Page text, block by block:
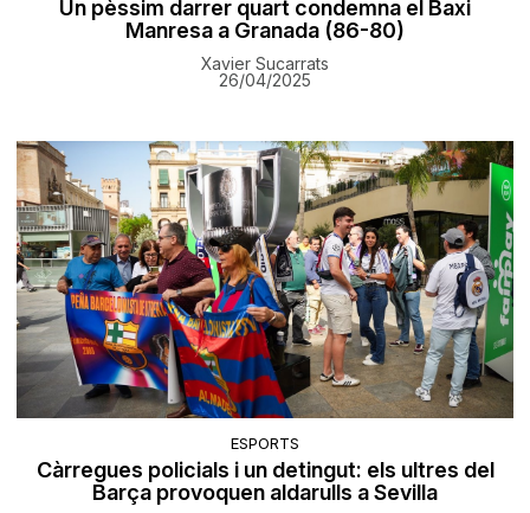
Un pèssim darrer quart condemna el Baxi
Manresa a Granada (86-80)
Xavier Sucarrats
26/04/2025
ESPORTS
Càrregues policials i un detingut: els ultres del
Barça provoquen aldarulls a Sevilla